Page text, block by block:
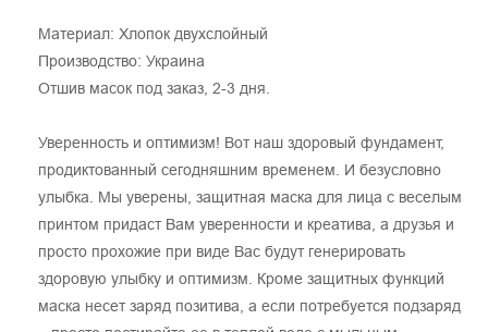
Материал: Хлопок двухслойный
Производство: Украина
Отшив масок под заказ, 2-3 дня.
Уверенность и оптимизм! Вот наш здоровый фундамент,
продиктованный сегодняшним временем. И безусловно
улыбка. Мы уверены, защитная маска для лица с веселым
принтом придаст Вам уверенности и креатива, а друзья и
просто прохожие при виде Вас будут генерировать
здоровую улыбку и оптимизм. Кроме защитных функций
маска несет заряд позитива, а если потребуется подзаряд